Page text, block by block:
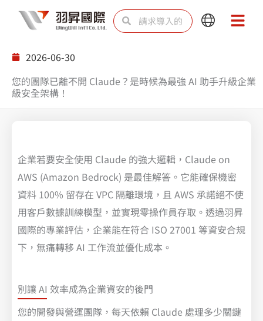
SearchSearch
Main
Main
2026-06-30
您的團隊已離不開 Claude？是時候為最強 AI 助手升級企業
級安全架構！
企業若要安全使用 Claude 的強大邏輯，Claude on
AWS (Amazon Bedrock) 是最佳解答。它能確保機密
資料 100% 留存在 VPC 隔離環境，且 AWS 承諾絕不使
用客戶數據訓練模型，並實現零操作員存取。透過羽昇
國際的專業評估，企業能在符合 ISO 27001 等資安合規
下，無痛轉移 AI 工作流並優化成本。
別讓 AI 效率成為企業資安的後門
您的開發與營運團隊，每天依賴 Claude 處理多少關鍵